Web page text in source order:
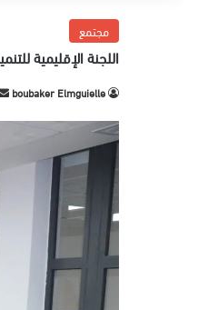
مجتمع
اللجنة الإقليمية
boubaker Elmguielle